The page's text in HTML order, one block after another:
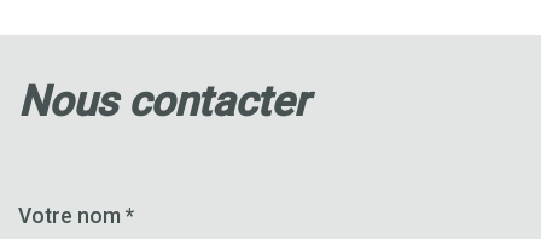
nous contacter